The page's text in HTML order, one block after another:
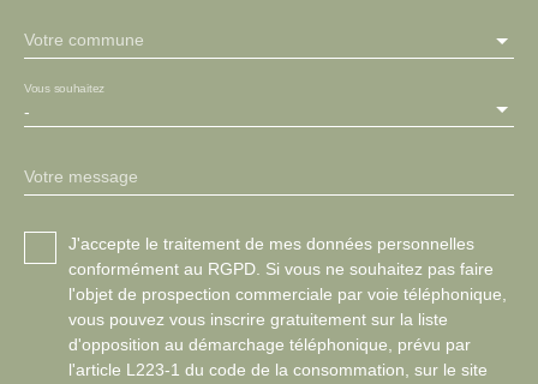
Votre commune
-
Vous souhaitez
Votre message
J'accepte le traitement de mes données personnelles
conformément au RGPD. Si vous ne souhaitez pas faire
l'objet de prospection commerciale par voie téléphonique,
vous pouvez vous inscrire gratuitement sur la liste
d'opposition au démarchage téléphonique, prévu par
l'article L223-1 du code de la consommation, sur le site